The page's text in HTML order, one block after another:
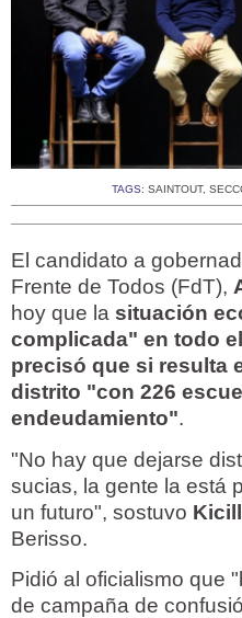
TAGS: SAINTOUT,
El candidato a
Frente de Todos (FdT),
hoy que la situación
complicada" en todo
precisó que si resulta
distrito "con 226
endeudamiento".
"No hay que dejarse
sucias, la gente la está
un futuro", sostuvo
Berisso.
Pidió al oficialismo que
de campaña de